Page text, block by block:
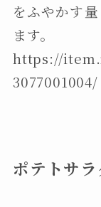
をふやかす
ます。
https://
3077001004/
ポテトサ